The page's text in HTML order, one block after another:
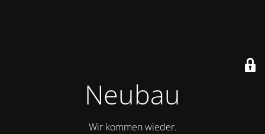
Neubau
Wir kommen wieder.